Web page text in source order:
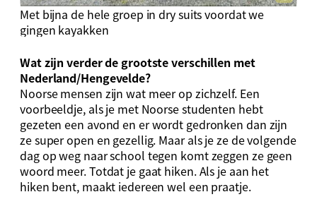
Met bijna de hele groep in dry suits voordat we
gingen kayakken
Wat zijn verder de grootste verschillen met
Nederland/Hengevelde?
Noorse mensen zijn wat meer op zichzelf. Een
voorbeeldje, als je met Noorse studenten hebt
gezeten een avond en er wordt gedronken dan zijn
ze super open en gezellig. Maar als je ze de volgende
dag op weg naar school tegen komt zeggen ze geen
woord meer. Totdat je gaat hiken. Als je aan het
hiken bent, maakt iedereen wel een praatje.